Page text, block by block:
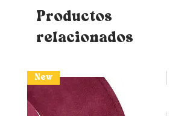
Productos
relacionados
New